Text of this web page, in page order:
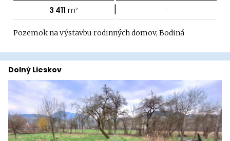
3 411 m² | -
Pozemok na výstavbu rodinných domov, Bodiná
Dolný Lieskov